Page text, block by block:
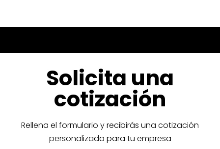
Solicita una
cotización
Rellena el formulario y recibirás una cotización
personalizada para tu empresa